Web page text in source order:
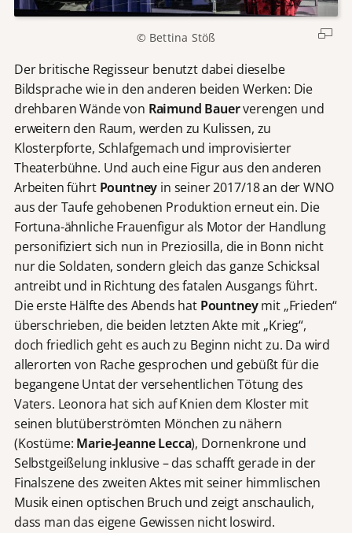
© Bettina Stöß
Der britische Regisseur benutzt dabei dieselbe
Bildsprache wie in den anderen beiden Werken: Die
drehbaren Wände von Raimund Bauerverengen und
erweitern den Raum, werden zu Kulissen, zu
Klosterpforte, Schlafgemach und improvisierter
Theaterbühne. Und auch eine Figur aus den anderen
Arbeiten führt Pountney in seiner 2017/18 an der WNO
aus der Taufe gehobenen Produktion erneut ein. Die
Fortuna-ähnliche Frauenfigur als Motor der Handlung
personifiziert sich nun in Preziosilla, die in Bonn nicht
nur die Soldaten, sondern gleich das ganze Schicksal
antreibt und in Richtung des fatalen Ausgangs führt.
Die erste Hälfte des Abends hat Pountneymit „Frieden“
überschrieben, die beiden letzten Akte mit „Krieg“,
doch friedlich geht es auch zu Beginn nicht zu. Da wird
allerorten von Rache gesprochen und gebüßt für die
begangene Untat der versehentlichen Tötung des
Vaters. Leonora hat sich auf Knien dem Kloster mit
seinen blutüberströmten Mönchen zu nähern
(Kostüme: Marie-Jeanne Lecca), Dornenkrone und
Selbstgeißelung inklusive – das schafft gerade in der
Finalszene des zweiten Aktes mit seiner himmlischen
Musik einen optischen Bruch und zeigt anschaulich,
dass man das eigene Gewissen nicht loswird.